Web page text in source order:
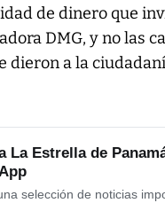
de dinero que
DMG, y no las
dieron a la
La Estrella de
selección de noticias